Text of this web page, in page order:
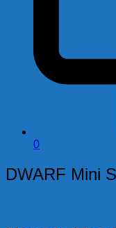
0
DWARF Mini